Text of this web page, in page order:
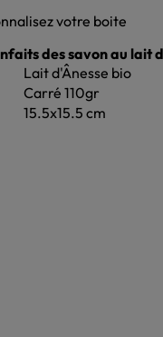
votre boite
des savon au lait
Lait d'Ânesse bio
Carré 110gr
15.5x15.5 cm